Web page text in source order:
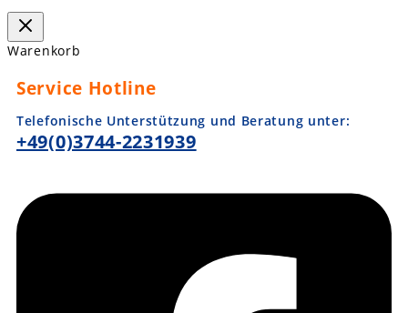
Warenkorb
Service Hotline
Telefonische Unterstützung und Beratung unter:
+49(0)3744-2231939